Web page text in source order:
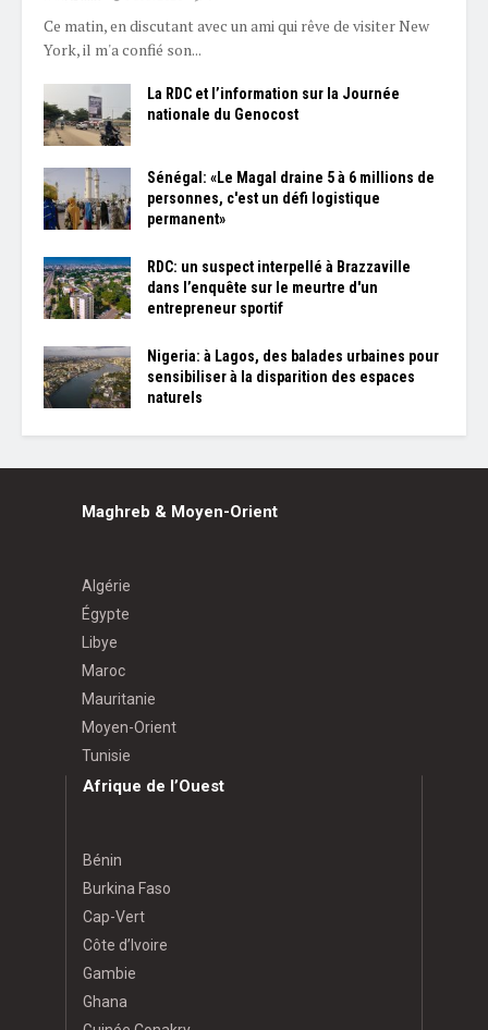
Ce matin, en discutant avec un ami qui rêve de visiter New
York, il m'a confié son...
La RDC et l’information sur la Journée
nationale du Genocost
Sénégal: «Le Magal draine 5 à 6 millions de
personnes, c'est un défi logistique
permanent»
RDC: un suspect interpellé à Brazzaville
dans l’enquête sur le meurtre d'un
entrepreneur sportif
Nigeria: à Lagos, des balades urbaines pour
sensibiliser à la disparition des espaces
naturels
Maghreb & Moyen-Orient
Algérie
Égypte
Libye
Maroc
Mauritanie
Moyen-Orient
Tunisie
Afrique de l’Ouest
Bénin
Burkina Faso
Cap-Vert
Côte d’Ivoire
Gambie
Ghana